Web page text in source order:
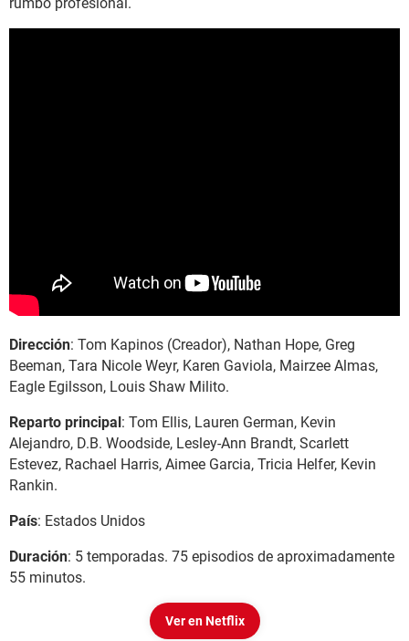
Dirección: Tom Kapinos (Creador), Nathan Hope, Greg
Beeman, Tara Nicole Weyr, Karen Gaviola, Mairzee Almas,
Eagle Egilsson, Louis Shaw Milito.
Reparto principal: Tom Ellis, Lauren German, Kevin
Alejandro, D.B. Woodside, Lesley-Ann Brandt, Scarlett
Estevez, Rachael Harris, Aimee Garcia, Tricia Helfer, Kevin
Rankin.
País: Estados Unidos
Duración: 5 temporadas. 75 episodios de aproximadamente
55 minutos.
Ver en Netflix